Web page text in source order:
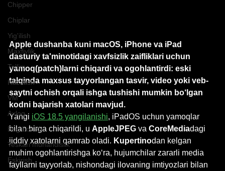
Chipper
Chiplar
Yig'ilish
Maxfiylik
Ta'lim
Kuzatish
VM
Axloq
Bug bounty
Teskari muhandislik
Eskirish
Apple dushanba kuni macOS, iPhone va iPad
dasturiy ta'minotidagi xavfsizlik zaifliklari uchun
yamoq(patch)larni chiqardi va ogohlantirdi: eski
talqinda maxsus tayyorlangan tasvir, video yoki veb-
saytni ochish orqali ishga tushishi mumkin bo‘lgan
kodni bajarish xatolari mavjud.
Yangi iOS 18.5 yangilanishi, iPadOS uchun yamoqlar
bilan birga chiqarildi, u AppleJPEG va CoreMediadagi
jiddiy xatolarni qamrab oladi. Kupertinodan kelgan
muhim ogohlantirishga ko‘ra, hujumchilar zararli media
fayllarni tayyorlab, nishondagi ilovaning imtiyozlari bilan